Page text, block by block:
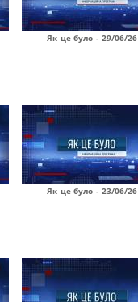
Як це було - 29/06/26
Як це було - 23/06/26